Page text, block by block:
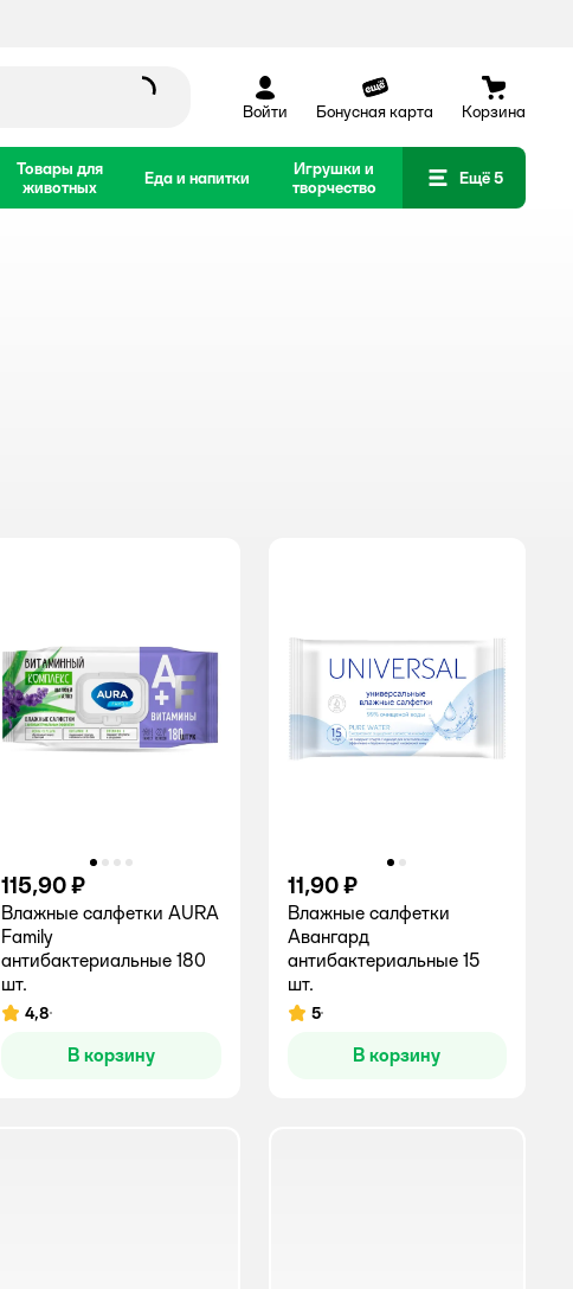
Войти Бонусная карта Корзина
Товары для
животных
Еда и напитки
Игрушки и
творчество
Ещё 5
115,90 ₽
Влажные салфетки AURA
Family
антибактериальные 180
шт.
Рейтинг:
4,8
В корзину
11,90 ₽
Влажные салфетки
Авангард
антибактериальные 15
шт.
Рейтинг:
5
В корзину